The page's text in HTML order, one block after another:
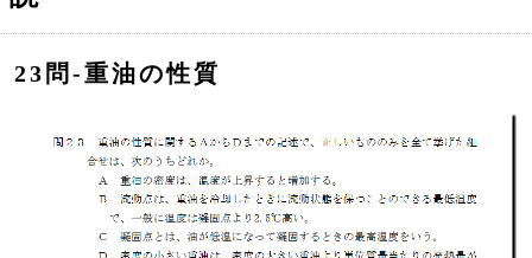
23問‐重油の性質